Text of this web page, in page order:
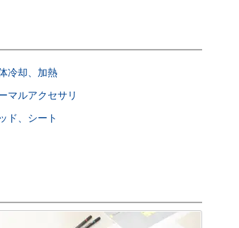
冷却、加熱
マルアクセサリ
ド、シート